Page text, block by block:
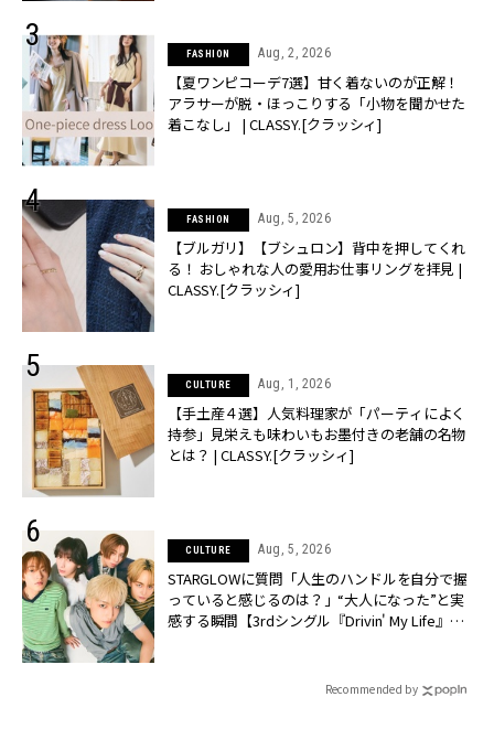
FASHION Aug, 2, 2026
【夏ワンピコーデ7選】甘く着ないのが正解！
アラサーが脱・ほっこりする「小物を聞かせた
着こなし」 | CLASSY.[クラッシィ]
FASHION Aug, 5, 2026
【ブルガリ】【ブシュロン】背中を押してくれ
る！ おしゃれな人の愛用お仕事リングを拝見 |
CLASSY.[クラッシィ]
CULTURE Aug, 1, 2026
【手土産４選】人気料理家が「パーティによく
持参」見栄えも味わいもお墨付きの老舗の名物
とは？ | CLASSY.[クラッシィ]
CULTURE Aug, 5, 2026
STARGLOWに質問「人生のハンドルを自分で握
っていると感じるのは？」“大️人になった”と実
感する瞬間【3rdシングル『Drivin' My Life』発
Recommended by